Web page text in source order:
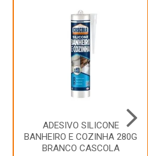
ADESIVO SILICONE
BANHEIRO E COZINHA 280G
BRANCO CASCOLA